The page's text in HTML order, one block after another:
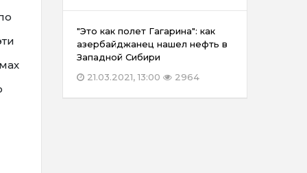
"Это как полет Гагарина": как
азербайджанец нашел нефть в
Западной Сибири
21.03.2021, 13:00
2964